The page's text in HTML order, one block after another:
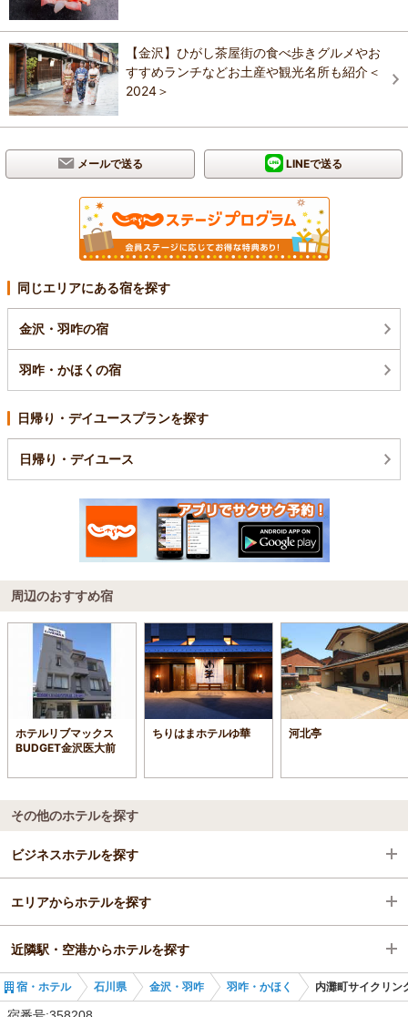
【金沢】ひがし茶屋街の食べ歩きグルメやお
すすめランチなどお土産や観光名所も紹介＜
2024＞
メールで送る LINEで送る
同じエリアにある宿を探す
金沢・羽咋の宿
羽咋・かほくの宿
日帰り・デイユースプランを探す
日帰り・デイユース
周辺のおすすめ宿
ホテルリブマックス
BUDGET金沢医大前
ちりはまホテルゆ華 河北亭
その他のホテルを探す
ビジネスホテルを探す
石川県
金沢・羽咋
羽咋・かほく
エリアからホテルを探す
石川県
金沢・羽咋
近隣駅・空港からホテルを探す
内灘駅
宿・ホテル 石川県 金沢・羽咋 羽咋・かほく 内灘町サイクリン